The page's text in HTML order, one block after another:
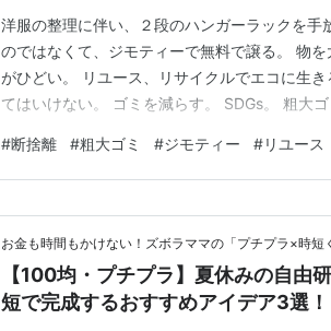
洋服の整理に伴い、２段のハンガーラックを手
のではなくて、ジモティーで無料で譲る。 物
がひどい。 リユース、リサイクルでエコに生
てはいけない。 ゴミを減らす。 SDGs。 粗大
#断捨離 #粗大ゴミ #ジモティー #リユース
お金も時間もかけない！ズボラママの「プチプラ×時短
【100均・プチプラ】夏休みの自由
短で完成するおすすめアイデア3選！